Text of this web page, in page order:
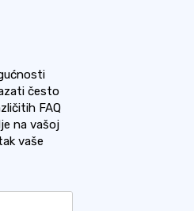
često
FAQ
na vašoj
vaše